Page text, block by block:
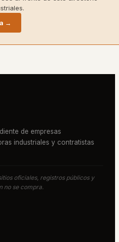
→
de empresas
industriales y contratistas
oficiales, registros públicos y
no se compra.